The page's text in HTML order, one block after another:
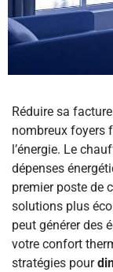
Réduire sa
nombreux foyers
l’énergie. Le
dépenses
premier poste de
solutions plus
peut générer des
votre confort
stratégies pour